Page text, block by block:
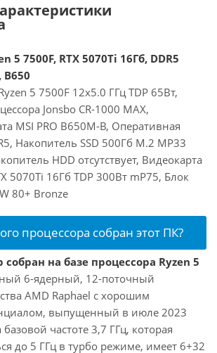
5 7500F, RTX 5070Ti 16Гб, DDR5
B650
5 7500F 12x5.0 ГГц TDP 65Вт,
Jonsbo CR-1000 MAX,
MSI PRO B650M-B, Оперативная
Накопитель SSD 500Гб M.2 MP33
HDD отсутствует, Видеокарта
5070Ti 16Гб TDP 300Вт mP75, Блок
80+ Bronze
процессора собран этот ПК?
на базе процессора Ryzen 5
6-ядерный, 12-поточный
AMD Raphael с хорошим
выпущенный в июле 2023
базовой частоте 3,7 ГГц, которая
до 5 ГГц в турбо режиме, имеет 6+32